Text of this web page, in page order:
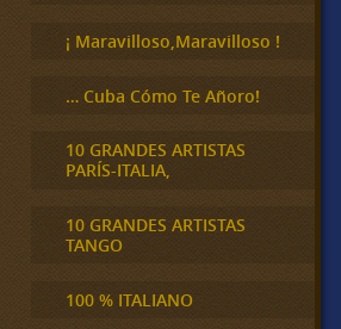
¡ Maravilloso,Maravilloso !
… Cuba Cómo Te Añoro!
10 GRANDES ARTISTAS
PARÍS-ITALIA,
10 GRANDES ARTISTAS
TANGO
100 % ITALIANO